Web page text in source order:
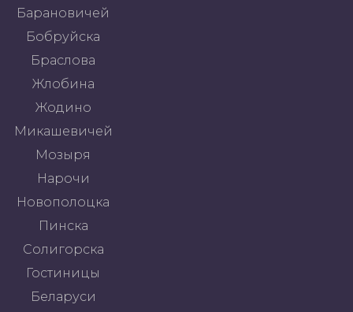
Барановичей
Бобруйска
Браслова
Жлобина
Жодино
Микашевичей
Мозыря
Нарочи
Новополоцка
Пинска
Солигорска
Гостиницы
Беларуси